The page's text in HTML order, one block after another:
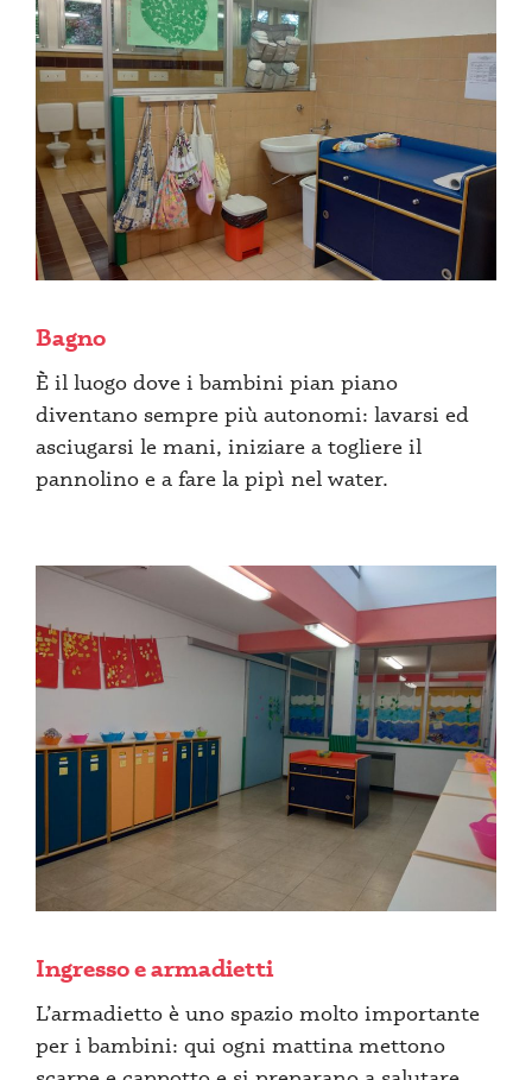
Bagno
È il luogo dove i bambini pian piano
diventano sempre più autonomi: lavarsi ed
asciugarsi le mani, iniziare a togliere il
pannolino e a fare la pipì nel water.
Ingresso e armadietti
L’armadietto è uno spazio molto importante
per i bambini: qui ogni mattina mettono